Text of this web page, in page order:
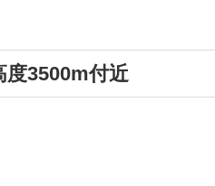
度3500m付近